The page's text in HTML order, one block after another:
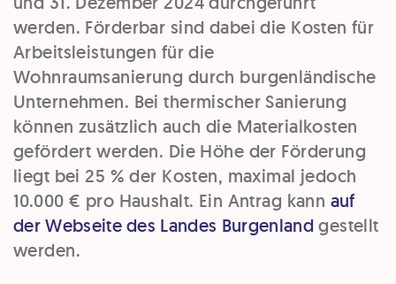
werden. Förderbar sind dabei die Kosten für
Arbeitsleistungen für die
Wohnraumsanierung durch burgenländische
Unternehmen. Bei thermischer Sanierung
können zusätzlich auch die Materialkosten
gefördert werden. Die Höhe der Förderung
liegt bei 25 % der Kosten, maximal jedoch
10.000 € pro Haushalt. Ein Antrag kann auf
der Webseite des Landes Burgenland gestellt
werden.